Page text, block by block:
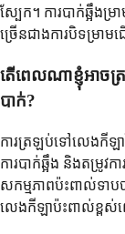
ស្បែក។ ការបាក់ឆ្អឹងម្រ
ច្រើនជាងការបិទម្រាម
តើពេលណាខ្ញុំអាច
បាក់?
ការត្រឡប់ទៅលេងកីឡា
ការបាក់ឆ្អឹង និងតម្រូវ
សកម្មភាពប៉ះពាល់ទា
លេងកីឡាប៉ះពាល់ខ្ពស់